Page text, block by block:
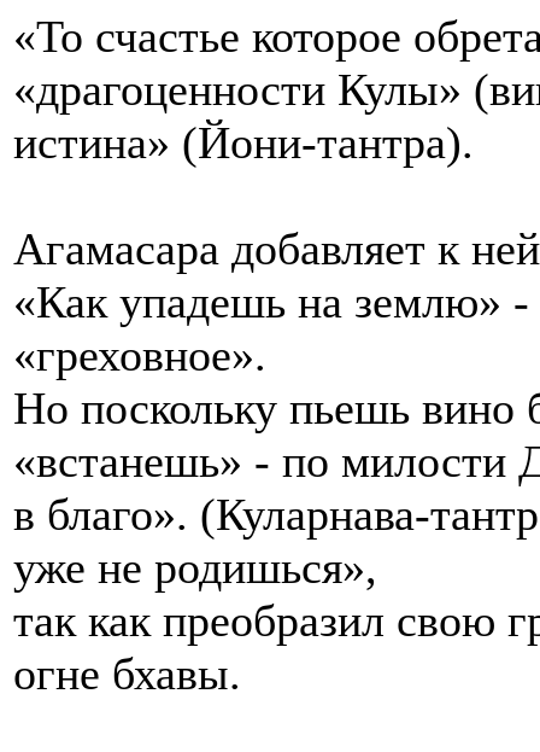
«То счастье которое
«драгоценности Кулы»
истина» (Йони-тантра).
Агамасара добавляет к
«Как упадешь на землю» -
«греховное».
Но поскольку пьешь вино
«встанешь» - по милости
в благо». (Куларнава-
уже не родишься»,
так как преобразил свою
огне бхавы.